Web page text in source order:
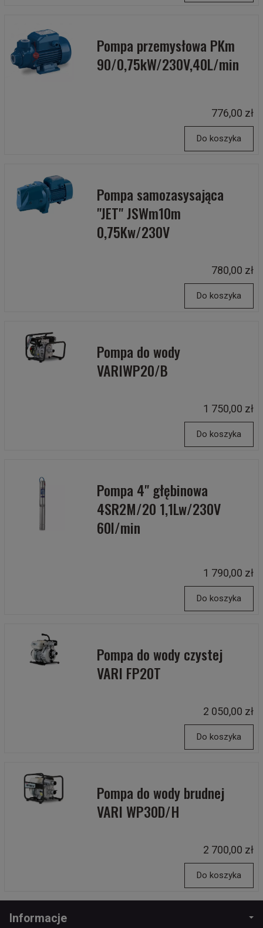
Pompa przemysłowa PKm
90/0,75kW/230V,40L/min
776,00 zł
Do koszyka
Pompa samozasysająca
"JET" JSWm10m
0,75Kw/230V
780,00 zł
Do koszyka
Pompa do wody
VARIWP20/B
1 750,00 zł
Do koszyka
Pompa 4" głębinowa
4SR2M/20 1,1Lw/230V
60l/min
1 790,00 zł
Do koszyka
Pompa do wody czystej
VARI FP20T
2 050,00 zł
Do koszyka
Pompa do wody brudnej
VARI WP30D/H
2 700,00 zł
Do koszyka
Informacje